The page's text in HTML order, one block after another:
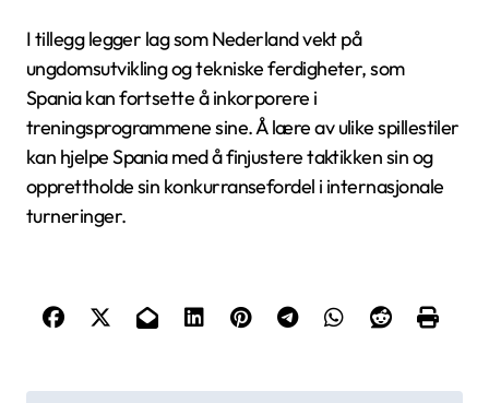
I tillegg legger lag som Nederland vekt på
ungdomsutvikling og tekniske ferdigheter, som
Spania kan fortsette å inkorporere i
treningsprogrammene sine. Å lære av ulike spillestiler
kan hjelpe Spania med å finjustere taktikken sin og
opprettholde sin konkurransefordel i internasjonale
turneringer.